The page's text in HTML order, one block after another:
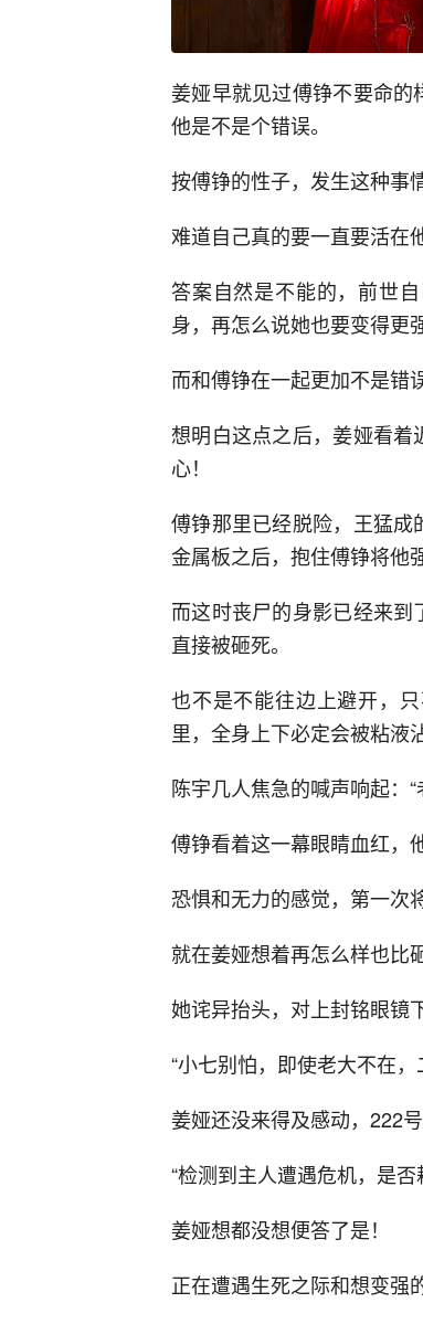
姜娅早就见过傅铮不要命
他是不是个错误。
按傅铮的性子，发生这种事
难道自己真的要一直要活在
答案自然是不能的，前世
身，再怎么说她也要变得更
而和傅铮在一起更加不是错
想明白这点之后，姜娅看
心！
傅铮那里已经脱险，王猛
金属板之后，抱住傅铮将他
而这时丧尸的身影已经来
直接被砸死。
也不是不能往边上避开，
里，全身上下必定会被粘液
陈宇几人焦急的喊声响起：
傅铮看着这一幕眼睛血红，
恐惧和无力的感觉，第一次
就在姜娅想着再怎么样也比
她诧异抬头，对上封铭眼镜
“小七别怕，即使老大不在
姜娅还没来得及感动，222
“检测到主人遭遇危机，是
姜娅想都没想便答了是！
正在遭遇生死之际和想变强